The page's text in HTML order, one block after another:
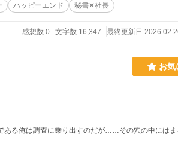
ハッピーエンド 秘書✕社長
感想数 0 文字数 16,347 最終更新日
お気
ある俺は調査に乗り出すのだが……その穴の中には